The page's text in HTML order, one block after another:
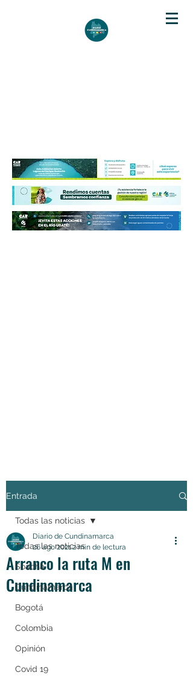
Entrada
Todas las noticias
Soacha
Cundinamarca
Bogotá
Colombia
Opinión
Covid 19
Todas las noticias
Arranco la ruta M en
Cundinamarca
Diario de Cundinamarca
26 ago 20212 min de lectura